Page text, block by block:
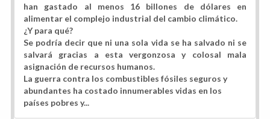
han gastado al menos 16 billones de dólares en
alimentar el complejo industrial del cambio climático.
¿Y para qué?
Se podría decir que ni una sola vida se ha salvado ni se
salvará gracias a esta vergonzosa y colosal mala
asignación de recursos humanos.
La guerra contra los combustibles fósiles seguros y
abundantes ha costado innumerables vidas en los
países pobres y...